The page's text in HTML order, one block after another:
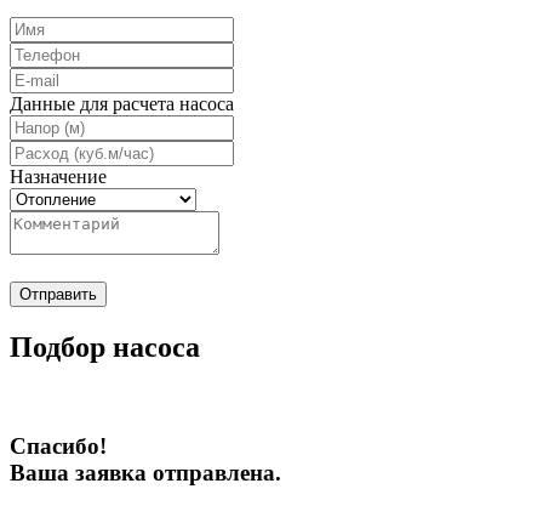
Данные для расчета насоса
Назначение
Отправить
Подбор насоса
Спасибо!
Ваша заявка отправлена.